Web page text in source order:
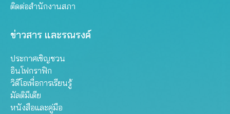
ติดต่อสำนักงานสภา
ข่าวสาร และรณรงค์
ประกาศเชิญชวน
อินโฟกราฟิก
วิดีโอเพื่อการเรียนรู้
มัลติมีเดีย
หนังสือและคู่มือ